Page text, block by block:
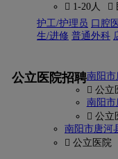
 1-20人

护工/护理员 口腔
生/进修 普通外科
公立医院招聘南阳市
 公立
南阳市
 公立
南阳市唐河
 公立医院